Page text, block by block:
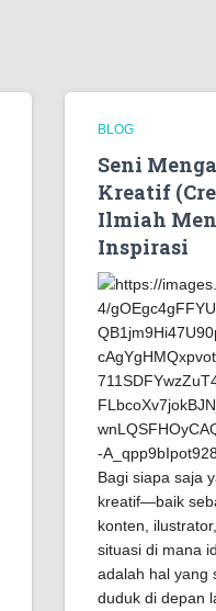
BLOG
Seni
Kreatif
Ilmiah
Inspirasi
Bagi siapa saja
kreatif—baik
konten,
situasi di mana
adalah hal yang
duduk di depan